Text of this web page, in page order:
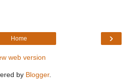
›
Home
web version
by Blogger.